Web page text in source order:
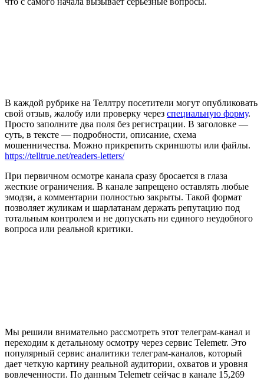
В каждой рубрике на Теллтру посетители могут опубликовать
свой отзыв, жалобу или проверку через специальную форму.
Просто заполните два поля без регистрации. В заголовке —
суть, в тексте — подробности, описание, схема
мошенничества. Можно прикрепить скриншоты или файлы.
https://telltrue.net/readers-letters/
При первичном осмотре канала сразу бросается в глаза
жесткие ограничения. В канале запрещено оставлять любые
эмодзи, а комментарии полностью закрыты. Такой формат
позволяет жуликам и шарлатанам держать репутацию под
тотальным контролем и не допускать ни единого неудобного
вопроса или реальной критики.
Мы решили внимательно рассмотреть этот телеграм-канал и
переходим к детальному осмотру через сервис Telemetr. Это
популярный сервис аналитики телеграм-каналов, который
дает четкую картину реальной аудитории, охватов и уровня
вовлеченности. По данным Telemetr сейчас в канале 15,269